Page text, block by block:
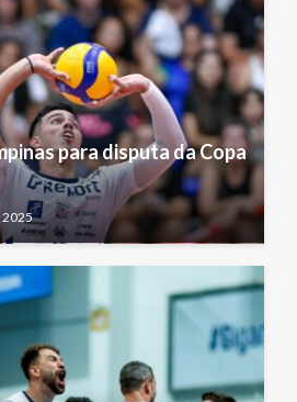
para disputa da Copa
2025